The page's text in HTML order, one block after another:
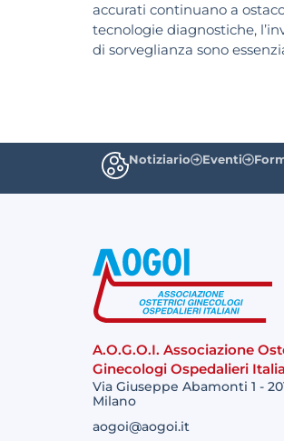
accurati continuano a
tecnologie diagnostiche,
di sorveglianza sono
Notiziario Eventi
A.O.G.O.I. Associazione
Ginecologi Ospedalieri
Via Giuseppe Abamonti 1 -
Milano
aogoi@aogoi.it